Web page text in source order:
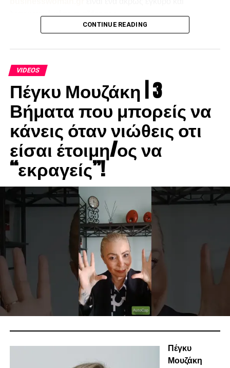
λειτουργικό μέσο αναζήτησης.
CONTINUE READING
VIDEOS
Πέγκυ Μουζάκη | 3
Βήματα που μπορείς να
κάνεις όταν νιώθεις οτι
είσαι έτοιμη/ος να
“εκραγείς”!
Πέγκυ
Μουζάκη